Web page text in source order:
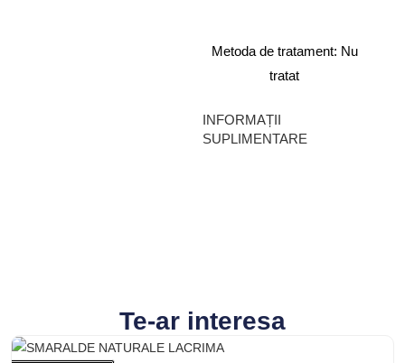
Metoda de tratament: Nu
tratat
INFORMAȚII
SUPLIMENTARE
Te-ar interesa